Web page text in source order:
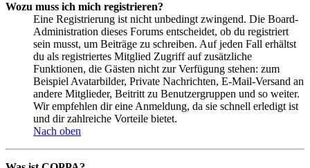
Wozu muss ich mich registrieren?
Eine Registrierung ist nicht unbedingt zwingend. Die Board-
Administration dieses Forums entscheidet, ob du registriert
sein musst, um Beiträge zu schreiben. Auf jeden Fall erhältst
du als registriertes Mitglied Zugriff auf zusätzliche
Funktionen, die Gästen nicht zur Verfügung stehen: zum
Beispiel Avatarbilder, Private Nachrichten, E-Mail-Versand an
andere Mitglieder, Beitritt zu Benutzergruppen und so weiter.
Wir empfehlen dir eine Anmeldung, da sie schnell erledigt ist
und dir zahlreiche Vorteile bietet.
Nach oben